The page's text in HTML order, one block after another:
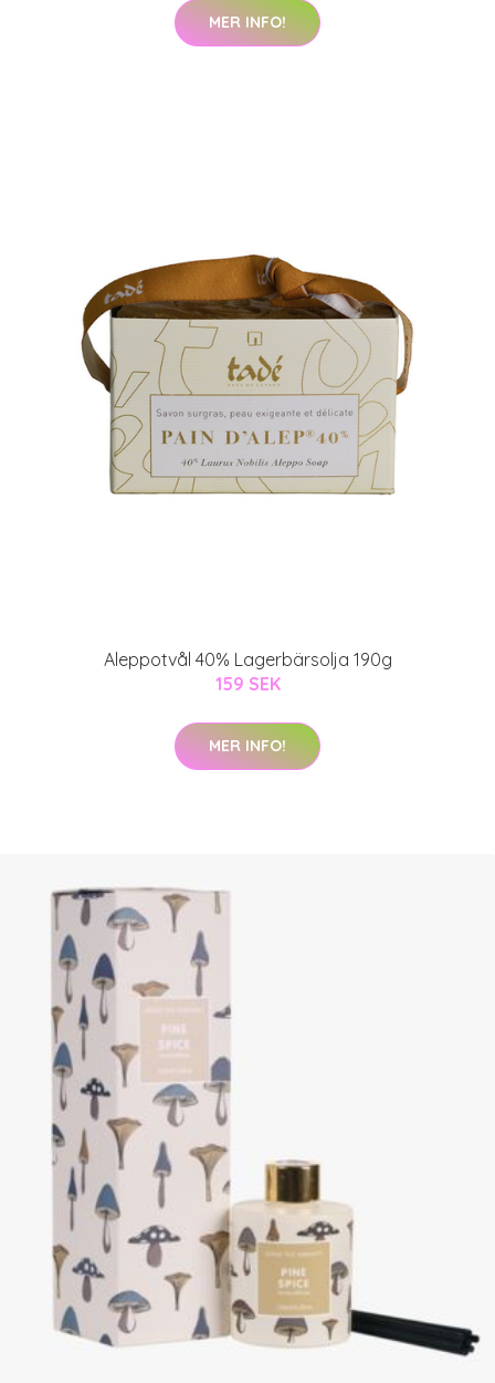
MER INFO!
Aleppotvål 40% Lagerbärsolja 190g
159 SEK
MER INFO!